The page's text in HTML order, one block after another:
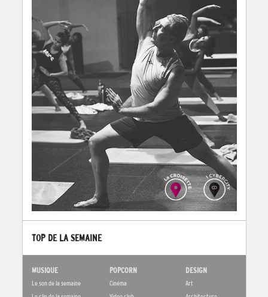
TOP DE LA SEMAINE
MUSIQUE
Le son de la semaine
POPCORN
Cinéma
DESIGN
Art